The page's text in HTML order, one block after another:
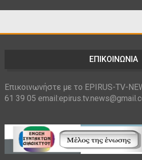
ΕΠΙΚΟΙΝΩΝΙΑ
Επικοινωνήστε με το EPIRUS-TV-
61 39 05